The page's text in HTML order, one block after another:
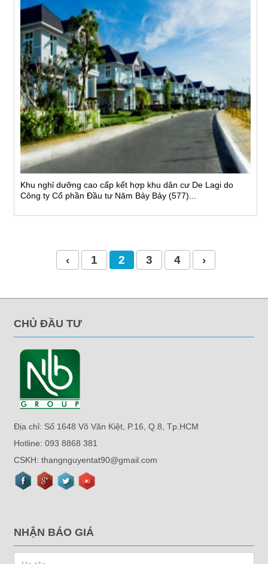
Khu nghỉ dưỡng cao cấp kết hợp khu dân cư De Lagi do
Công ty Cổ phần Đầu tư Năm Bảy Bảy (577)...
‹ 1 2 3 4 ›
CHỦ ĐẦU TƯ
Địa chỉ: Số 1648 Võ Văn Kiệt, P.16, Q.8, Tp.HCM
Hotline: 093 8868 381
CSKH: thangnguyentat90@gmail.com
NHẬN BÁO GIÁ